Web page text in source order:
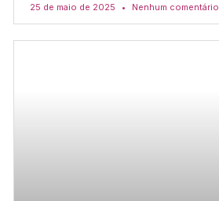
25 de maio de 2025 Nenhum comentário